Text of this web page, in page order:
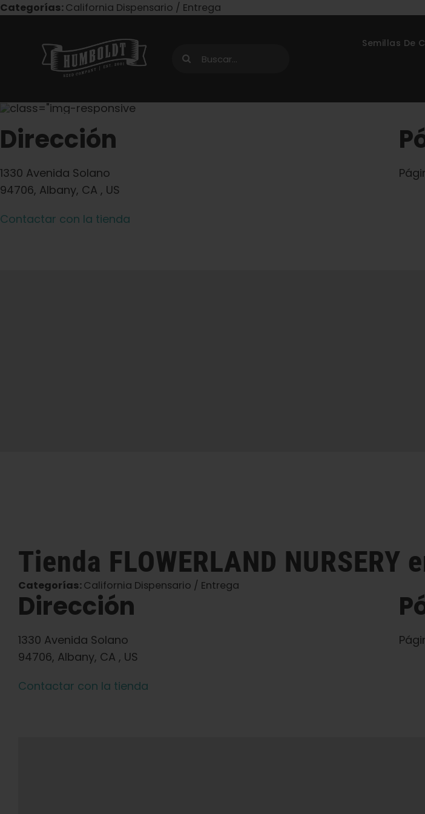
Ir
contenido
Categorías:California Dispensario / Entrega
Buscar:
Semillas De
Dirección
1330 Avenida Solano
94706, Albany, CA , US
Contactar con la tienda
Tienda FLOWERLAND NURSERY
Categorías:California Dispensario / Entrega
Dirección
1330 Avenida Solano
94706, Albany, CA , US
Contactar con la tienda